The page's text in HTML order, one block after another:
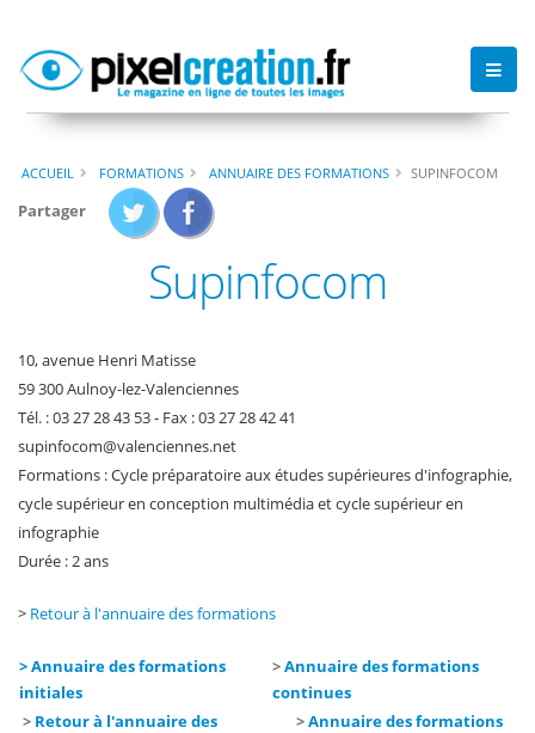
ACCUEIL FORMATIONS ANNUAIRE DES FORMATIONS SUPINFOCOM
Partager
Supinfocom
10, avenue Henri Matisse
59 300 Aulnoy-lez-Valenciennes
Tél. : 03 27 28 43 53 - Fax : 03 27 28 42 41
supinfocom@valenciennes.net
Formations : Cycle préparatoire aux études supérieures d'infographie,
cycle supérieur en conception multimédia et cycle supérieur en
infographie
Durée : 2 ans
> Retour à l'annuaire des formations
> Annuaire des formations
initiales
>Annuaire des formations
continues
> Retour à l'annuaire des
>Annuaire des formations